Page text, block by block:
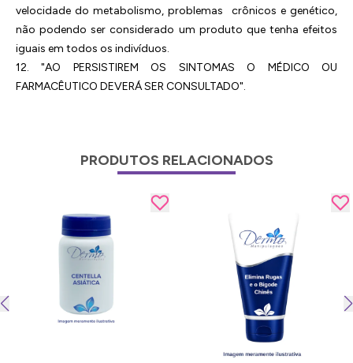
velocidade do metabolismo, problemas crônicos e genético,
não podendo ser considerado um produto que tenha efeitos
iguais em todos os indivíduos.
12. "AO PERSISTIREM OS SINTOMAS O MÉDICO OU
FARMACÊUTICO DEVERÁ SER CONSULTADO".
PRODUTOS RELACIONADOS